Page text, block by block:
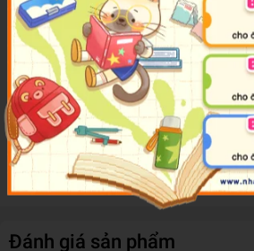
Bút có màu sắc bắt mắt giúp bạn làm
nhấn mạnh. Chất liệu mực an toàn
mực ra đều và nhanh, tránh lem hay
Kiểu dáng nhỏ gọn, phần tay cầm
khi sử dụng. Mực dạng nước phù hợp
thường, giấy copy, giấy fax. Thiết kế
không bị đen khi sử dụng.
Đánh giá sản phẩm